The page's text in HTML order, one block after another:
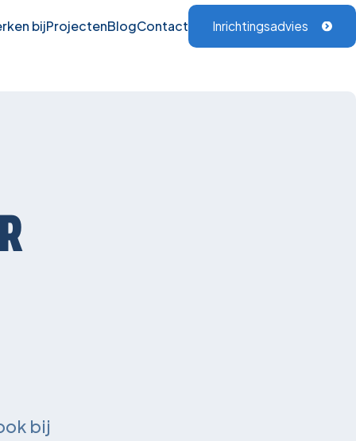
bijProjectenBlogContact Inrichtingsadvies
bij